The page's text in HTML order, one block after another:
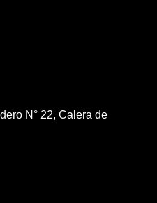
N° 22, Calera de